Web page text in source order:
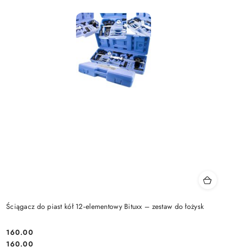
Ściągacz do piast kół 12‑elementowy Bituxx – zestaw do łożysk
Cena:
160.00
Cena:
160.00